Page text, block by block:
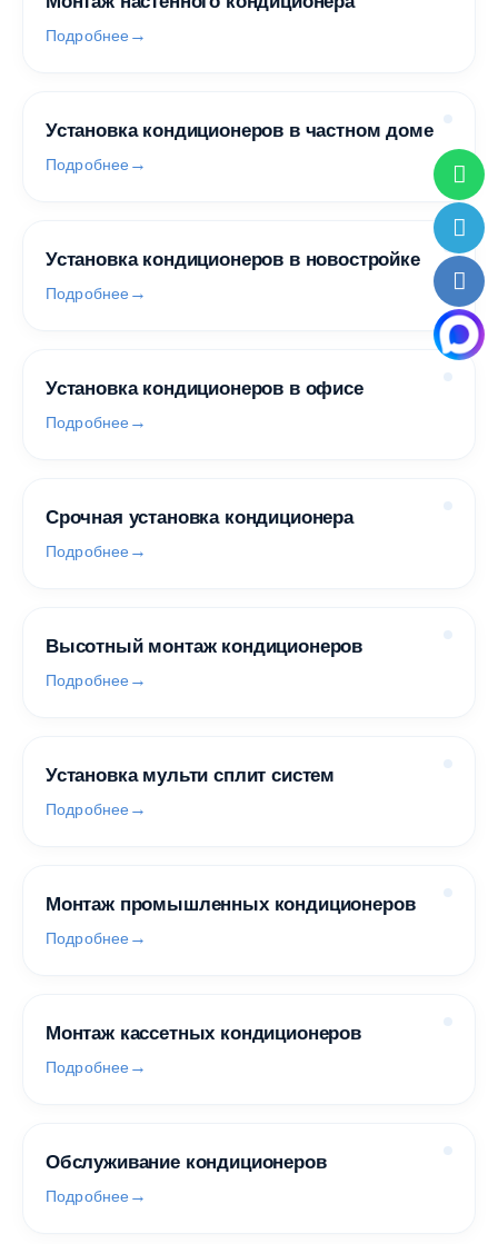
Подробнее
Установка кондиционеров в частном доме
Подробнее
Установка кондиционеров в новостройке
Подробнее
Установка кондиционеров в офисе
Подробнее
Срочная установка кондиционера
Подробнее
Высотный монтаж кондиционеров
Подробнее
Установка мульти сплит систем
Подробнее
Монтаж промышленных кондиционеров
Подробнее
Монтаж кассетных кондиционеров
Подробнее
Обслуживание кондиционеров
Подробнее